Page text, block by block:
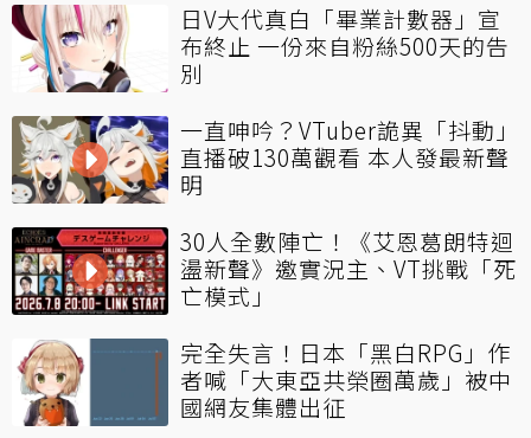
日V大代真白「畢業計數器」宣
布終止 一份來自粉絲500天的告
別
一直呻吟？VTuber詭異「抖動」
直播破130萬觀看 本人發最新聲
明
30人全數陣亡！《艾恩葛朗特迴
盪新聲》邀實況主、VT挑戰「死
亡模式」
完全失言！日本「黑白RPG」作
者喊「大東亞共榮圈萬歲」被中
國網友集體出征